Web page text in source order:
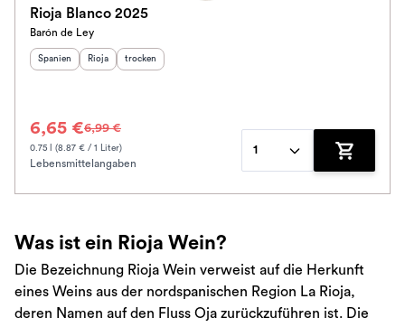
Rioja Blanco 2025
Barón de Ley
Herkunftsland:
Spanien Herkunftsregion:
Rioja Geschmack
trocken
6,65 €6,99 €
0.75 l (8.87 € / 1 Liter)
Lebensmittelangaben
1
Zum
Was ist ein Rioja Wein?
Die Bezeichnung Rioja Wein verweist auf die Herkunft
eines Weins aus der nordspanischen Region La Rioja,
deren Namen auf den Fluss Oja zurückzuführen ist. Die